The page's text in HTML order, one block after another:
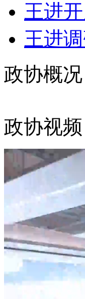
王进
王进
政协概况
政协视频